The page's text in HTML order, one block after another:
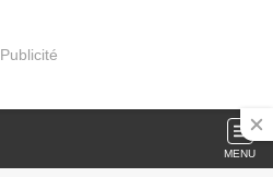
Publicité
MENU